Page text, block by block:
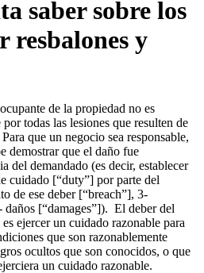
saber sobre los
resbalones y
de la propiedad no es
todas las lesiones que resulten de
que un negocio sea responsable,
demostrar que el daño fue
del demandado (es decir, establecer
cuidado [“duty”] por parte del
de ese deber [“breach”], 3-
daños [“damages”]). El deber del
ejercer un cuidado razonable para
que son razonablemente
ocultos que son conocidos, o que
un cuidado razonable.